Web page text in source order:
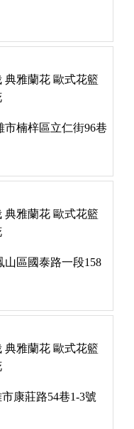
典雅蘭花 歐式花籃
市楠梓區立仁街96巷
典雅蘭花 歐式花籃
山區國泰路一段158
典雅蘭花 歐式花籃
康莊路54巷1-3號